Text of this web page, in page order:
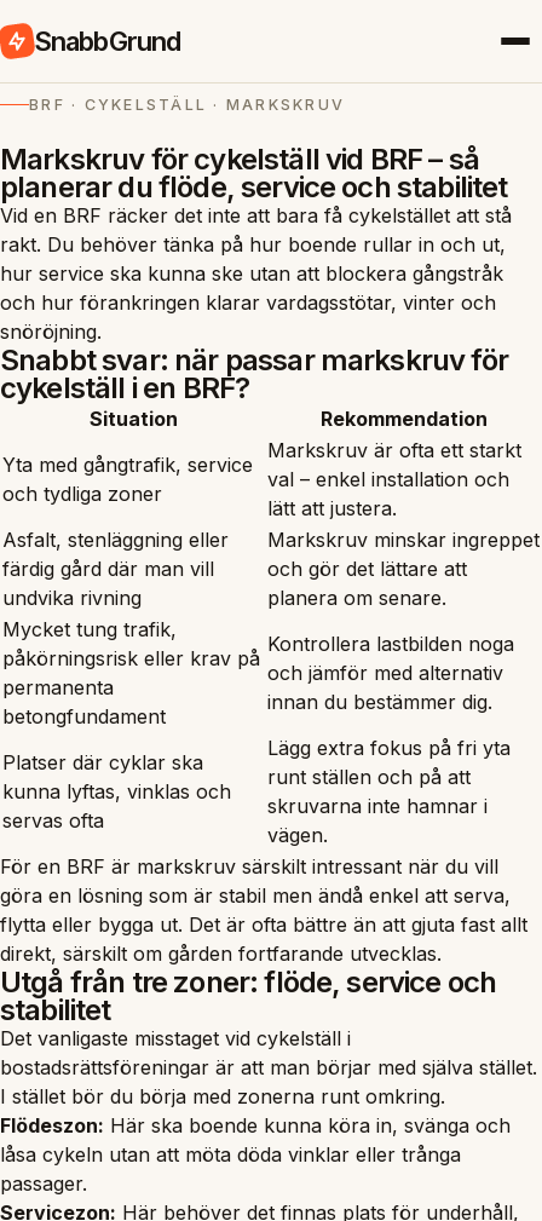
SnabbGrund
BRF · CYKELSTÄLL · MARKSKRUV
Markskruv för cykelställ vid BRF – så
planerar du flöde, service och stabilitet
Vid en BRF räcker det inte att bara få cykelstället att stå
rakt. Du behöver tänka på hur boende rullar in och ut,
hur service ska kunna ske utan att blockera gångstråk
och hur förankringen klarar vardagsstötar, vinter och
snöröjning.
Snabbt svar: när passar markskruv för
cykelställ i en BRF?
Situation
Rekommendation
Yta med gångtrafik, service
och tydliga zoner
Markskruv är ofta ett starkt
val – enkel installation och
lätt att justera.
Asfalt, stenläggning eller
färdig gård där man vill
undvika rivning
Markskruv minskar ingreppet
och gör det lättare att
planera om senare.
Mycket tung trafik,
påkörningsrisk eller krav på
permanenta
betongfundament
Kontrollera lastbilden noga
och jämför med alternativ
innan du bestämmer dig.
Platser där cyklar ska
kunna lyftas, vinklas och
servas ofta
Lägg extra fokus på fri yta
runt ställen och på att
skruvarna inte hamnar i
vägen.
För en BRF är markskruv särskilt intressant när du vill
göra en lösning som är stabil men ändå enkel att serva,
flytta eller bygga ut. Det är ofta bättre än att gjuta fast allt
direkt, särskilt om gården fortfarande utvecklas.
Utgå från tre zoner: flöde, service och
stabilitet
Det vanligaste misstaget vid cykelställ i
bostadsrättsföreningar är att man börjar med själva stället.
I stället bör du börja med zonerna runt omkring.
Flödeszon: Här ska boende kunna köra in, svänga och
låsa cykeln utan att möta döda vinklar eller trånga
passager.
Servicezon: Här behöver det finnas plats för underhåll,